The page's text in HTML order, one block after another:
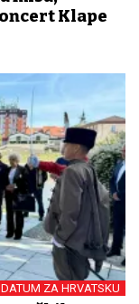
Klape
ZA HRVATSKU